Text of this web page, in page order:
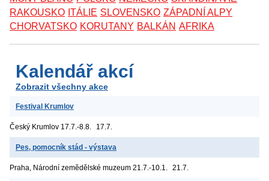
RAKOUSKO ITÁLIE SLOVENSKO ZÁPADNÍ ALPY
CHORVATSKO KORUTANY BALKÁN AFRIKA
Kalendář akcí
Zobrazit všechny akce
Festival Krumlov
Český Krumlov 17.7.-8.8. 17.7.
Pes, pomocník stád - výstava
Praha, Národní zemědělské muzeum 21.7.-10.1. 21.7.